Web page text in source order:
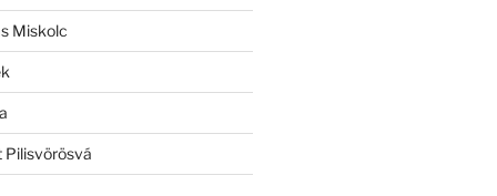
Miskolc
Pilisvörösvá